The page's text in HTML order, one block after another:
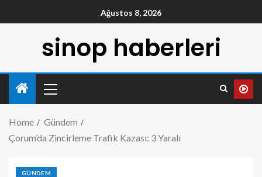
Ağustos 8, 2026
sinop haberleri
Home
Gündem
Çorum’da Zincirleme Trafik Kazası: 3 Yaralı
GÜNDEM